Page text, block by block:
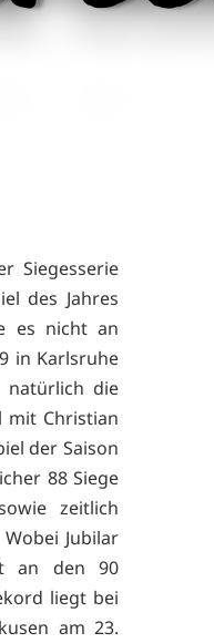
des Jahres
es nicht an
in Karlsruhe
natürlich die
mit Christian
der Saison
88 Siege
zeitlich
Jubilar
an den 90
liegt bei
am 23.